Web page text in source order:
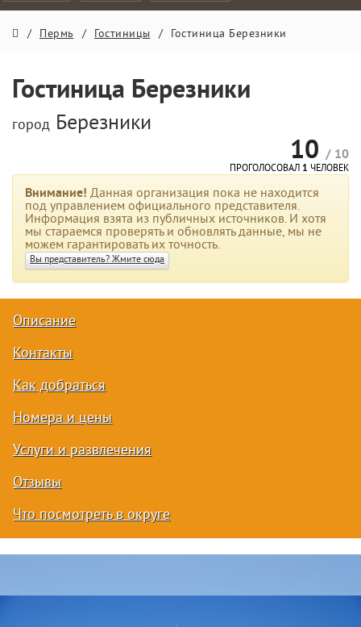
/ Пермь / Гостиницы / Гостиница Березники
Гостиница Березники
город Березники
10 / 10
ПРОГОЛОСОВАЛ 1 ЧЕЛОВЕК
Внимание! Данная организация пока не находится
под управлением официального представителя.
Информация взята из публичных источников. И хотя
мы стараемся проверять и обновлять данные, мы не
можем гарантировать их точность.
Вы представитель? Жмите сюда
Описание
Контакты
Как добраться
Номера и цены
Услуги и развлечения
Отзывы
Что посмотреть в округе